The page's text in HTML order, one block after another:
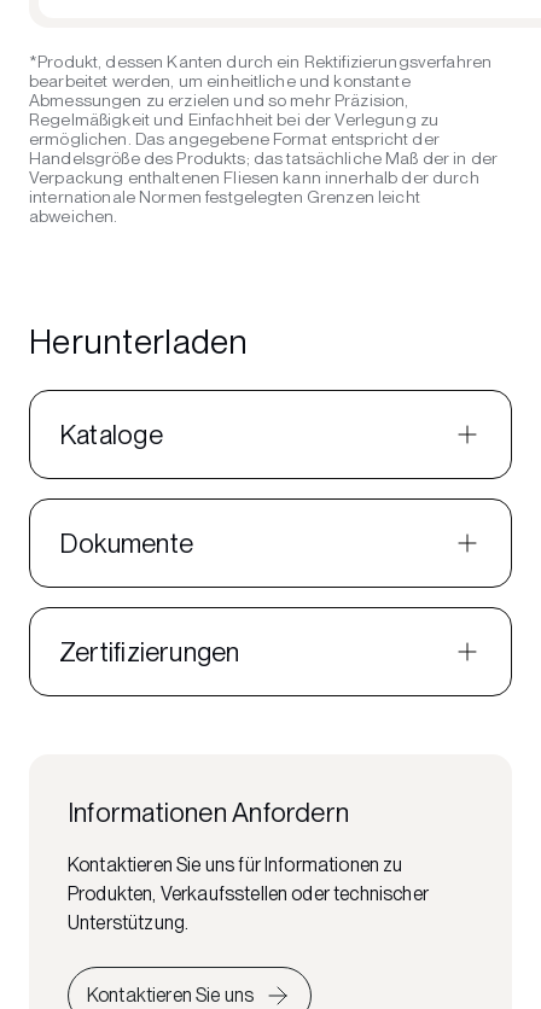
*Produkt, dessen Kanten durch ein Rektifizierungsverfahren
bearbeitet werden, um einheitliche und konstante
Abmessungen zu erzielen und so mehr Präzision,
Regelmäßigkeit und Einfachheit bei der Verlegung zu
ermöglichen. Das angegebene Format entspricht der
Handelsgröße des Produkts; das tatsächliche Maß der in der
Verpackung enthaltenen Fliesen kann innerhalb der durch
internationale Normen festgelegten Grenzen leicht
abweichen.
Herunterladen
Kataloge
Dokumente
Zertifizierungen
Informationen Anfordern
Kontaktieren Sie uns für Informationen zu
Produkten, Verkaufsstellen oder technischer
Unterstützung.
Kontaktieren Sie uns